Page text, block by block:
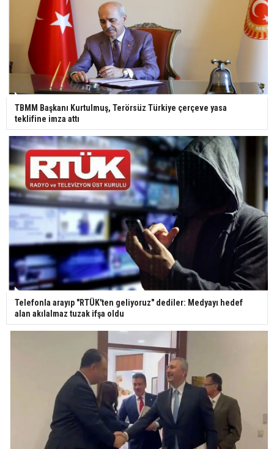
Bilim kurgu gerçekleşiyor... Dondurulmuş
insanları hayata döndürecek keşif
Ünlü türkücü Mahmut Tuncer estetik operasyon
geçirdi: Son hali gündem oldu
Yerli turist 229,7 milyar lira seyahat harcaması
yaptı
Gazze'deki Sağlık Bakanlığı duyurdu: Vahşetin
pençesinde 2 salgın vaka tespit edildi
TBMM Başkanı Kurtulmuş, Terörsüz Türkiye çerçeve yasa
teklifine imza attı
Telefonla arayıp "RTÜK'ten geliyoruz" dediler: Medyayı hedef
alan akılalmaz tuzak ifşa oldu